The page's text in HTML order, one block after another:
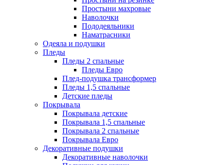
Простыни махровые
Наволочки
Пододеяльники
Наматрасники
Одеяла и подушки
Пледы
Пледы 2 спальные
Пледы Евро
Плед-подушка трансформер
Пледы 1,5 спальные
Детские пледы
Покрывала
Покрывала детские
Покрывала 1,5 спальные
Покрывала 2 спальные
Покрывала Евро
Декоративные подушки
Декоративные наволочки